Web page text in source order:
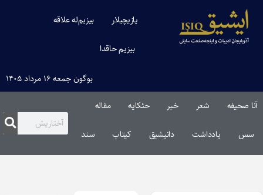
یازیچیلار بیزیم‌له علاقه
بیزیم حاقدا
بوگون جمعه ۱۶ مرداد ۱۴۰۵
آنا صحیفه شعر خبر حئکایه مقاله‌
سس یادداشت دانیشیق کیتاب سند